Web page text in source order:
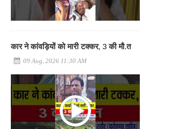
कार ने कांवड़ियों को मारी टक्कर, 3 की मौ.त
09 Aug, 2026 11:30 AM